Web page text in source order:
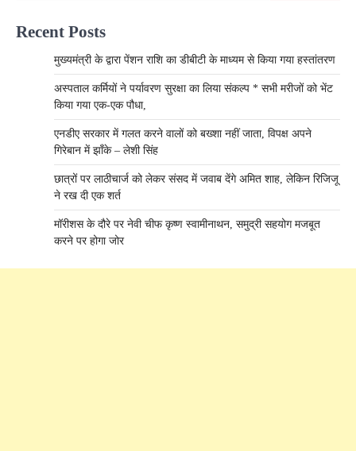
Recent Posts
मुख्यमंत्री के द्वारा पेंशन राशि का डीबीटी के माध्यम से किया गया हस्तांतरण
अस्पताल कर्मियों ने पर्यावरण सुरक्षा का लिया संकल्प * सभी मरीजों को भेंट
किया गया एक-एक पौधा,
एनडीए सरकार में गलत करने वालों को बख्शा नहीं जाता, विपक्ष अपने
गिरेबान में झाँके – लेशी सिंह
छात्रों पर लाठीचार्ज को लेकर संसद में जवाब देंगे अमित शाह, लेकिन रिजिजू
ने रख दी एक शर्त
मॉरीशस के दौरे पर नेवी चीफ कृष्ण स्वामीनाथन, समुद्री सहयोग मजबूत
करने पर होगा जोर